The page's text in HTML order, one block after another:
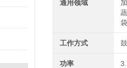
通用领域
工作方式
功率